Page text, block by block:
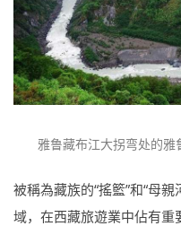
雅鲁藏布江大拐弯处的
被稱為藏族的“搖籃”和“母
域，在西藏旅遊業中佔有